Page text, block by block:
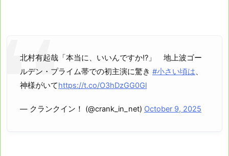
北村有起哉「本当に、いいんですか!?」 地上波ゴー
ルデン・プライム帯での初主演に驚き #小さい頃は、
神様がいてhttps://t.co/O3hDzGG0Gl
— クランクイン！ (@crank_in_net) October 9, 2025